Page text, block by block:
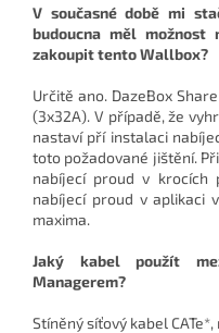
V současné době mi
budoucna měl
zakoupit tento Wallbox?
Určitě ano. DazeBox
(3x32A). V případě, že
nastaví pří instalaci
toto požadované jištění.
nabíjecí proud v krocích
nabíjecí proud v aplikaci
maxima.
Jaký kabel použít
Managerem?
Stíněný síťový kabel